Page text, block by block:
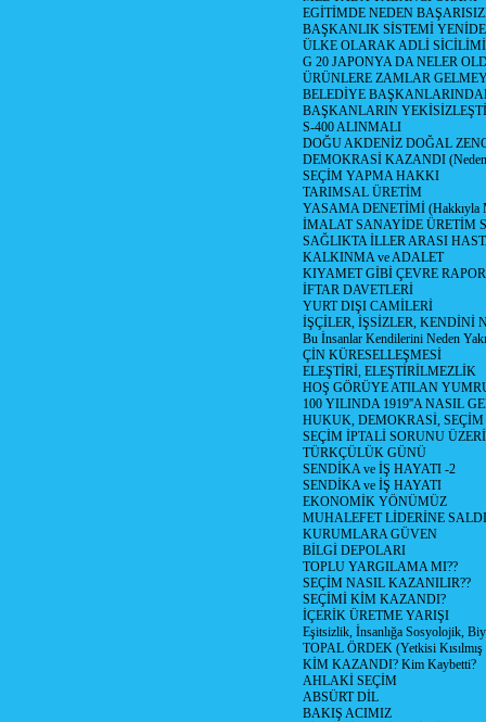
EGİTİMDE NEDEN
BAŞKANLIK SİSTEMİ
ÜLKE OLARAK ADLİ
G 20 JAPONYA DA NELER
ÜRÜNLERE ZAMLAR
BELEDİYE
BAŞKANLARIN
S-400 ALINMALI
DOĞU AKDENİZ DOĞAL
DEMOKRASİ KAZANDI (Neden
SEÇİM YAPMA HAKKI
TARIMSAL ÜRETİM
YASAMA DENETİMİ (Hakkıyla
İMALAT SANAYİDE ÜRETİM
SAĞLIKTA İLLER ARASI
KALKINMA ve ADALET
KIYAMET GİBİ ÇEVRE
İFTAR DAVETLERİ
YURT DIŞI CAMİLERİ
İŞÇİLER, İŞSİZLER, KENDİNİ
Bu İnsanlar Kendilerini Neden
ÇİN KÜRESELLEŞMESİ
ELEŞTİRİ, ELEŞTİRİLMEZLİK
HOŞ GÖRÜYE ATILAN
100 YILINDA 1919''A NASIL
HUKUK, DEMOKRASİ, SEÇİM
SEÇİM İPTALİ SORUNU
TÜRKÇÜLÜK GÜNÜ
SENDİKA ve İŞ HAYATI -2
SENDİKA ve İŞ HAYATI
EKONOMİK YÖNÜMÜZ
MUHALEFET LİDERİNE
KURUMLARA GÜVEN
BİLGİ DEPOLARI
TOPLU YARGILAMA MI??
SEÇİM NASIL KAZANILIR??
SEÇİMİ KİM KAZANDI?
İÇERİK ÜRETME YARIŞI
Eşitsizlik, İnsanlığa Sosyolojik,
TOPAL ÖRDEK (Yetkisi
KİM KAZANDI? Kim Kaybetti?
AHLAKİ SEÇİM
ABSÜRT DİL
BAKIŞ ACIMIZ